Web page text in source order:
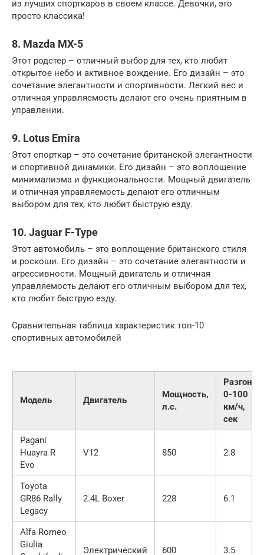
из лучших спорткаров в своем классе. Девочки, это
просто классика!
8. Mazda MX-5
Этот родстер – отличный выбор для тех, кто любит
открытое небо и активное вождение. Его дизайн – это
сочетание элегантности и спортивности. Легкий вес и
отличная управляемость делают его очень приятным в
управлении.
9. Lotus Emira
Этот спорткар – это сочетание британской элегантности
и спортивной динамики. Его дизайн – это воплощение
минимализма и функциональности. Мощный двигатель
и отличная управляемость делают его отличным
выбором для тех, кто любит быструю езду.
10. Jaguar F-Type
Этот автомобиль – это воплощение британского стиля
и роскоши. Его дизайн – это сочетание элегантности и
агрессивности. Мощный двигатель и отличная
управляемость делают его отличным выбором для тех,
кто любит быструю езду.
Сравнительная таблица характеристик топ-10
спортивных автомобилей
Модель Двигатель
Мощность,
л.с.
Разгон
0-100
км/ч,
сек
Pagani
Huayra R
Evo
V12 850 2.8
Toyota
GR86 Rally
Legacy
2.4L Boxer 228 6.1
Alfa Romeo
Giulia
Электрический 600 3.5